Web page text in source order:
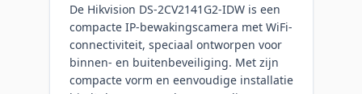
De Hikvision DS-2CV2141G2-IDW is een
compacte IP-bewakingscamera met WiFi-
connectiviteit, speciaal ontworpen voor
binnen- en buitenbeveiliging. Met zijn
compacte vorm en eenvoudige installatie